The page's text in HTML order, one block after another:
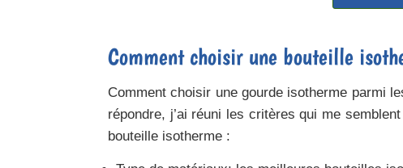
Comment choisir une bouteille
Comment choisir une gourde isotherme parmi
répondre, j’ai réuni les critères qui me
bouteille isotherme :